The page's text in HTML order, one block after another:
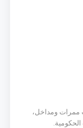
ممرات ومداخل،